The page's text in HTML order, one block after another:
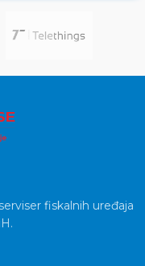
fiskalnih uređaja